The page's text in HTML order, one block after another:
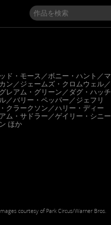
ド・モース／ボニー・ハント／マ
ン／ジェームズ・クロムウェル／
レアム・グリーン／ダグ・ハッチ
／バリー・ペッパー／ジェフリ
クラークソン／ハリー・ディー
ム・サドラー／ゲイリー・シニー
ほか
courtesy of Park Circus/Warner Bros.